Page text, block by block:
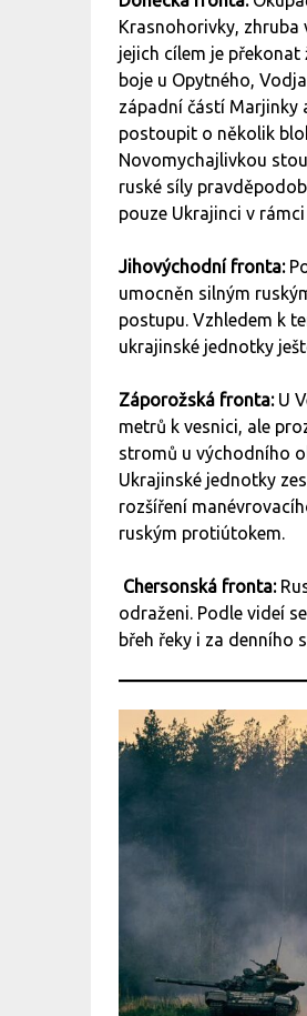
Krasnohorivky, zhruba
jejich cílem je
boje u Opytného,
západní částí Marjinky
postoupit o několik
Novomychajlivkou
ruské síly
pouze Ukrajinci v
Jihovýchodní fronta:
umocněn silným
postupu. Vzhledem k
ukrajinské jednotky
Záporožská fronta: U
metrů k vesnici, ale
stromů u východního
Ukrajinské jednotky
rozšíření
ruským protiútokem.
Chersonská fronta:
odraženi. Podle videí
břeh řeky i za denního